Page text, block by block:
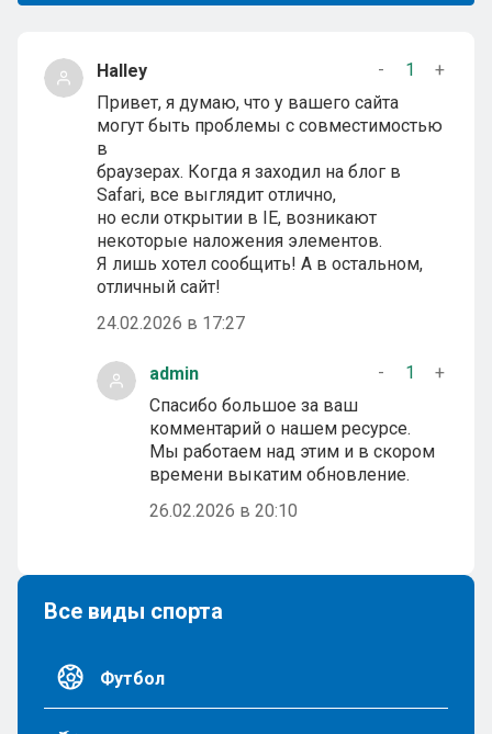
Halley - 1
+
Привет, я думаю, что у вашего сайта
могут быть проблемы с совместимостью
в
браузерах. Когда я заходил на блог в
Safari, все выглядит отлично,
но если открытии в IE, возникают
некоторые наложения элементов.
Я лишь хотел сообщить! А в остальном,
отличный сайт!
24.02.2026 в 17:27
admin - 1
+
Спасибо большое за ваш
комментарий о нашем ресурсе.
Мы работаем над этим и в скором
времени выкатим обновление.
26.02.2026 в 20:10
Все виды спорта
Футбол